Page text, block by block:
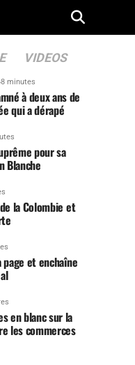
VIDEOS
minutes
à deux ans de
qui a dérapé
pour sa
Blanche
la Colombie et
et enchaîne
en blanc sur la
les commerces